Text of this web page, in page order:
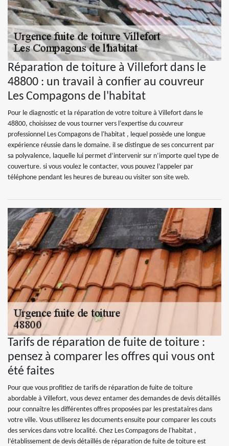
Réparation de toiture à Villefort dans le
48800 : un travail à confier au couvreur
Les Compagons de l'habitat
Pour le diagnostic et la réparation de votre toiture à Villefort dans le
48800, choisissez de vous tourner vers l’expertise du couvreur
professionnel Les Compagons de l'habitat , lequel possède une longue
expérience réussie dans le domaine. il se distingue de ses concurrent par
sa polyvalence, laquelle lui permet d’intervenir sur n’importe quel type de
couverture. si vous voulez le contacter, vous pouvez l’appeler par
téléphone pendant les heures de bureau ou visiter son site web.
Tarifs de réparation de fuite de toiture :
pensez à comparer les offres qui vous ont
été faites
Pour que vous profitiez de tarifs de réparation de fuite de toiture
abordable à Villefort, vous devez entamer des demandes de devis détaillés
pour connaître les différentes offres proposées par les prestataires dans
votre ville. Vous utiliserez les documents ensuite pour comparer les couts
des services dans votre localité. Chez Les Compagons de l'habitat ,
l’établissement de devis détaillés de réparation de fuite de toiture est